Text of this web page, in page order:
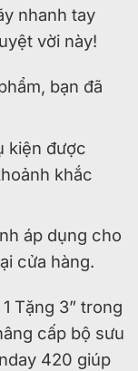
nhanh tay
vời này!
bạn đã
kiện được
khắc
áp dụng cho
cửa hàng.
Tặng 3” trong
cấp bộ sưu
420 giúp